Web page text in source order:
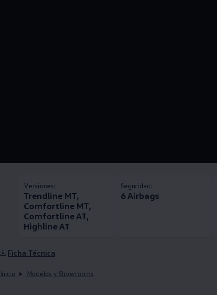
Versiones:
Trendline MT,
Comfortline MT,
Comfortline AT,
Highline AT
Seguridad:
6 Airbags
Ficha Técnica
Inicio Modelos y Showrooms